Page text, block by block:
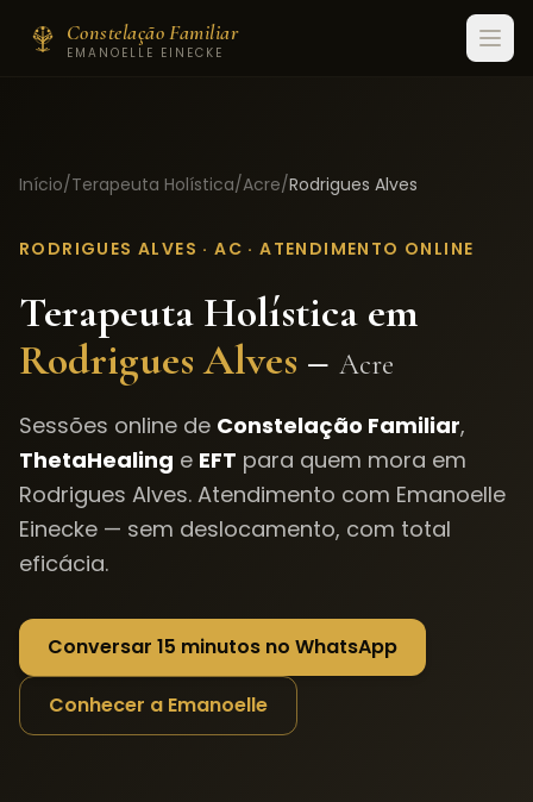
Constelação Familiar
EMANOELLE EINECKE
Início/Terapeuta Holística/Acre/Rodrigues Alves
RODRIGUES ALVES ·AC · ATENDIMENTO ONLINE
Terapeuta Holística em
Rodrigues Alves – Acre
Sessões online de Constelação Familiar,
ThetaHealing e EFT para quem mora em
Rodrigues Alves. Atendimento com Emanoelle
Einecke — sem deslocamento, com total
eficácia.
Conversar 15 minutos no WhatsApp
Conhecer a Emanoelle